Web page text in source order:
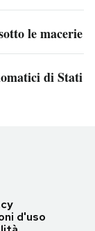
le macerie
di Stati
d'uso